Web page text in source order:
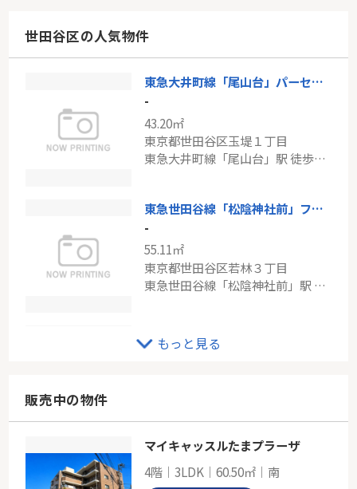
93.15㎡
神奈川県川崎市幸区塚越４丁目
世田谷区の人気物件
東急大井町線「尾山台」パーセル玉堤
-
43.20㎡
東京都世田谷区玉堤１丁目
東急大井町線「尾山台」駅 徒歩18分
東急世田谷線「松陰神社前」ファインスクェア世田谷若林
-
55.11㎡
東京都世田谷区若林３丁目
東急世田谷線「松陰神社前」駅 徒歩4分
-
-
もっと見る
販売中の物件
マイキャッスルたまプラーザ
4階｜3LDK｜60.50㎡｜南